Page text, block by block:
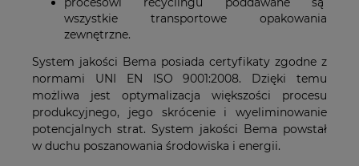
wszystkie transportowe opakowania
zewnętrzne.
System jakości Bema posiada certyfikaty zgodne z
normami UNI EN ISO 9001:2008. Dzięki temu
możliwa jest optymalizacja większości procesu
produkcyjnego, jego skrócenie i wyeliminowanie
potencjalnych strat. System jakości Bema powstał
w duchu poszanowania środowiska i energii.